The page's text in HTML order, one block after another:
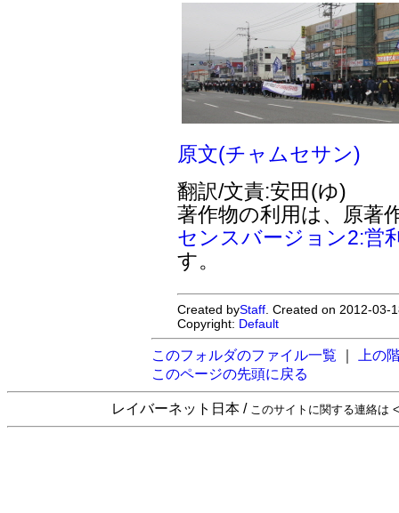
原文(チャムセサン)
翻訳/文責:安田(ゆ)
著作物の利用は、原著
センスバージョン2:営
す。
Created byStaff . Created on 2012-
Copyright: Default
このフォルダのファイル一覧
上の
このページの先頭に戻る
レイバーネット日本 / このサイトに関する連絡は